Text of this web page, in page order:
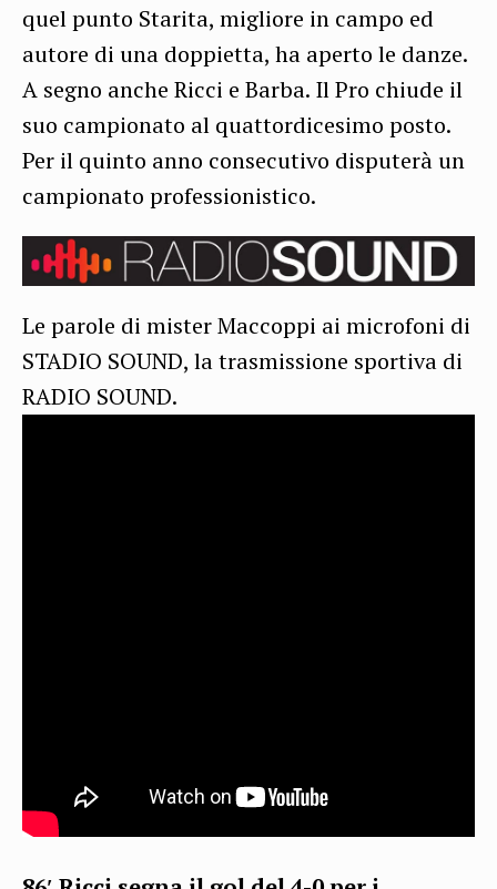
quel punto Starita, migliore in campo ed
autore di una doppietta, ha aperto le danze.
A segno anche Ricci e Barba. Il Pro chiude il
suo campionato al quattordicesimo posto.
Per il quinto anno consecutivo disputerà un
campionato professionistico.
Le parole di mister Maccoppi ai microfoni di
STADIO SOUND, la trasmissione sportiva di
RADIO SOUND.